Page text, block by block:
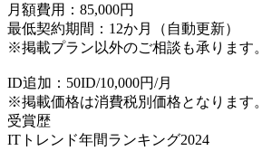
月額費用：85,000円
最低契約期間：12か月（自動更新）
※掲載プラン以外のご相談も承ります。
ID追加：50ID/10,000円/月
※掲載価格は消費税別価格となります。
受賞歴
ITトレンド年間ランキング2024